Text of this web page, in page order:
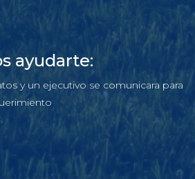
ayudarte:
y un ejecutivo se comunicara para